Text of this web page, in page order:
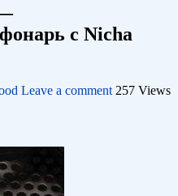
с Nicha
Leave a comment 257 Views